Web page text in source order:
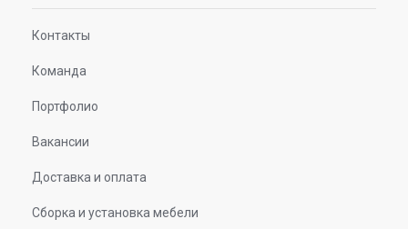
Контакты
Команда
Портфолио
Вакансии
Доставка и оплата
Сборка и установка мебели